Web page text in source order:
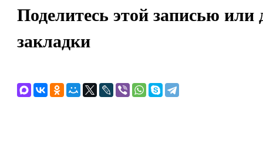
Поделитесь этой записью или
закладки